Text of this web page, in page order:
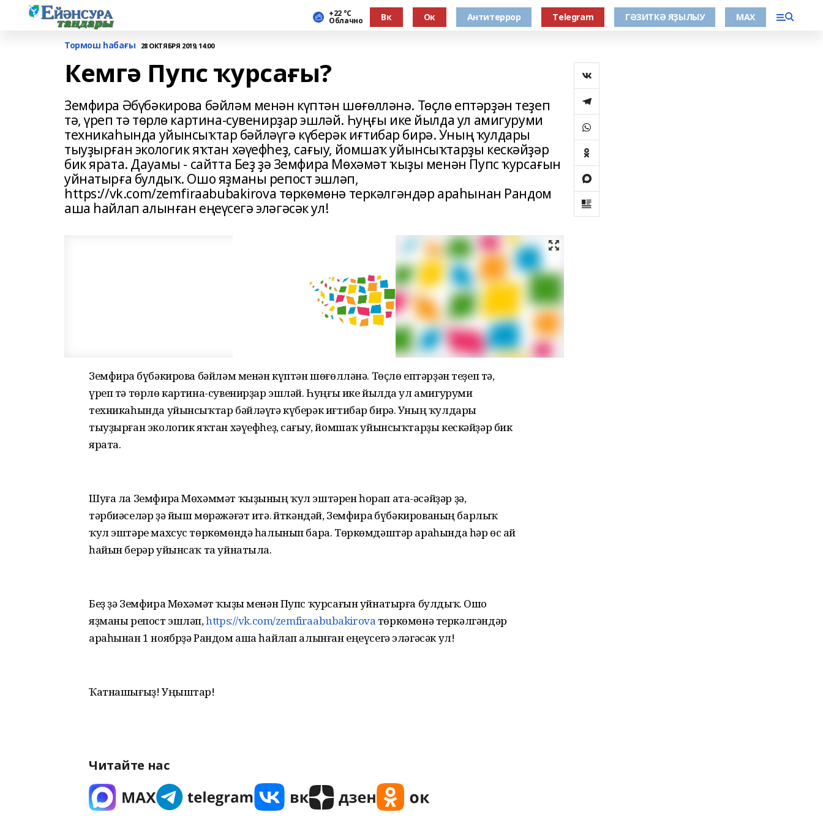
+22 °С
Облачно Вк Ок Антитеррор Тelegram ГӘЗИТКӘ ЯҘЫЛЫУ МАХ
Тормош һабағы 28 ОКТЯБРЯ 2019, 14:00
Кемгә Пупс ҡурсағы?
Земфира Әбүбәкирова бәйләм менән күптән шөғөлләнә. Төҫлө ептәрҙән теҙеп
тә, үреп тә төрлө картина-сувенирҙар эшләй. Һуңғы ике йылда ул амигуруми
техникаһында уйынсыҡтар бәйләүгә күберәк иғтибар бирә. Уның ҡулдары
тыуҙырған экологик яҡтан хәүефһеҙ, сағыу, йомшаҡ уйынсыҡтарҙы кескәйҙәр
бик ярата. Дауамы - сайтта Беҙ ҙә Земфира Мөхәмәт ҡыҙы менән Пупс ҡурсағын
уйнатырға булдыҡ. Ошо яҙманы репост эшләп,
https://vk.com/zemfiraabubakirova төркөмөнә теркәлгәндәр араһынан Рандом
аша һайлап алынған еңеүсегә эләгәсәк ул!
Земфира Әбүбәкирова бәйләм менән күптән шөғөлләнә. Төҫлө ептәрҙән теҙеп тә,
үреп тә төрлө картина-сувенирҙар эшләй. Һуңғы ике йылда ул амигуруми
техникаһында уйынсыҡтар бәйләүгә күберәк иғтибар бирә. Уның ҡулдары
тыуҙырған экологик яҡтан хәүефһеҙ, сағыу, йомшаҡ уйынсыҡтарҙы кескәйҙәр бик
ярата.
Шуға ла Земфира Мөхәммәт ҡыҙының ҡул эштәрен һорап ата-әсәйҙәр ҙә,
тәрбиәселәр ҙә йыш мөрәжәғәт итә. Әйткәндәй, Земфира Әбүбәкированың барлыҡ
ҡул эштәре махсус төркөмөндә һалынып бара. Төркөмдәштәр араһында һәр өс ай
һайын берәр уйынсаҡ та уйнатыла.
Беҙ ҙә Земфира Мөхәмәт ҡыҙы менән Пупс ҡурсағын уйнатырға булдыҡ. Ошо
яҙманы репост эшләп,https://vk.com/zemfiraabubakirova төркөмөнә теркәлгәндәр
араһынан 1 ноябрҙә Рандом аша һайлап алынған еңеүсегә эләгәсәк ул!
Ҡатнашығыҙ! Уңыштар!
Читайте нас